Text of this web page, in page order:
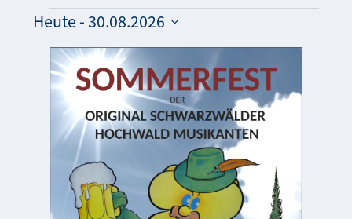
Veranstaltungen
Heute - 30.08.2026
Datum
auswählen.
List
of
events
Photo